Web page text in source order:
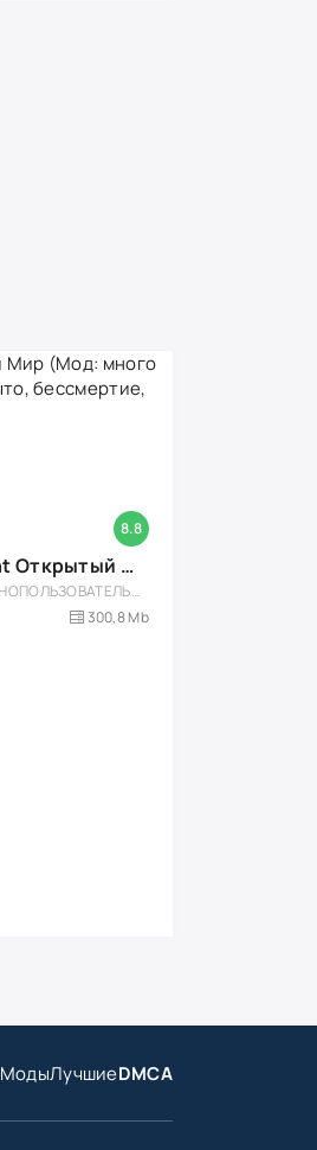
8.8
Toilet Fight Открытый Мир (Мод: много чипов, денег, все открыто, бессмертие, урон, 50+ читов)
АРКАДЫ / ОДНОПОЛЬЗОВАТЕЛЬСКИЕ / ОФЛАЙН / МОД / РОЛЕВЫЕ / ШУТЕРЫ / ОТКРЫТЫЙ МИР / ВСТРОЕННЫЙ КЕШ / 3D / ЭКШЕНЫ / ТУАЛЕТНЫЕ ВОЙНЫ / ДЛЯ ДЕТЕЙ
300,8 Mb
МодыЛучшиеDMCA